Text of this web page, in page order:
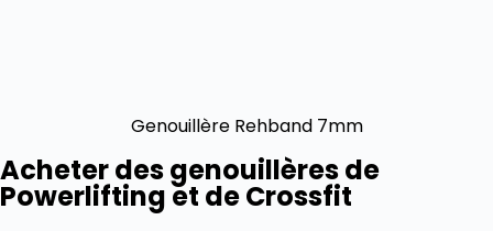
Genouillère Rehband 7mm
Acheter des genouillères de
Powerlifting et de Crossfit